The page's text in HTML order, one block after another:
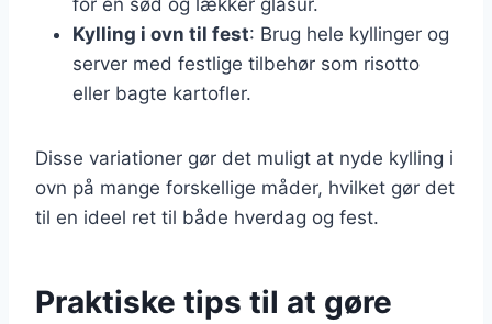
Kylling i ovn til fest: Brug hele kyllinger og
server med festlige tilbehør som risotto
eller bagte kartofler.
Disse variationer gør det muligt at nyde kylling i
ovn på mange forskellige måder, hvilket gør det
til en ideel ret til både hverdag og fest.
Praktiske tips til at gøre